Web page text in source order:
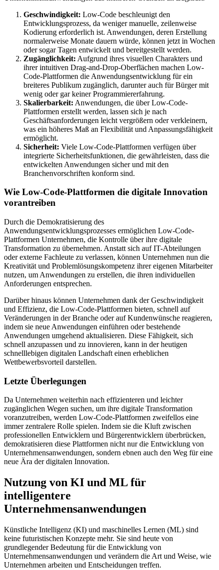
Geschwindigkeit: Low-Code beschleunigt den
Entwicklungsprozess, da weniger manuelle, zeilenweise
Kodierung erforderlich ist. Anwendungen, deren Erstellung
normalerweise Monate dauern würde, können jetzt in Wochen
oder sogar Tagen entwickelt und bereitgestellt werden.
Zugänglichkeit: Aufgrund ihres visuellen Charakters und
ihrer intuitiven Drag-and-Drop-Oberflächen machen Low-
Code-Plattformen die Anwendungsentwicklung für ein
breiteres Publikum zugänglich, darunter auch für Bürger mit
wenig oder gar keiner Programmiererfahrung.
Skalierbarkeit: Anwendungen, die über Low-Code-
Plattformen erstellt werden, lassen sich je nach
Geschäftsanforderungen leicht vergrößern oder verkleinern,
was ein höheres Maß an Flexibilität und Anpassungsfähigkeit
ermöglicht.
Sicherheit: Viele Low-Code-Plattformen verfügen über
integrierte Sicherheitsfunktionen, die gewährleisten, dass die
entwickelten Anwendungen sicher und mit den
Branchenvorschriften konform sind.
Wie Low-Code-Plattformen die digitale Innovation
vorantreiben
Durch die Demokratisierung des
Anwendungsentwicklungsprozesses ermöglichen Low-Code-
Plattformen Unternehmen, die Kontrolle über ihre digitale
Transformation zu übernehmen. Anstatt sich auf IT-Abteilungen
oder externe Fachleute zu verlassen, können Unternehmen nun die
Kreativität und Problemlösungskompetenz ihrer eigenen Mitarbeiter
nutzen, um Anwendungen zu erstellen, die ihren individuellen
Anforderungen entsprechen.
Darüber hinaus können Unternehmen dank der Geschwindigkeit
und Effizienz, die Low-Code-Plattformen bieten, schnell auf
Veränderungen in der Branche oder auf Kundenwünsche reagieren,
indem sie neue Anwendungen einführen oder bestehende
Anwendungen umgehend aktualisieren. Diese Fähigkeit, sich
schnell anzupassen und zu innovieren, kann in der heutigen
schnelllebigen digitalen Landschaft einen erheblichen
Wettbewerbsvorteil darstellen.
Letzte Überlegungen
Da Unternehmen weiterhin nach effizienteren und leichter
zugänglichen Wegen suchen, um ihre digitale Transformation
voranzutreiben, werden Low-Code-Plattformen zweifellos eine
immer zentralere Rolle spielen. Indem sie die Kluft zwischen
professionellen Entwicklern und Bürgerentwicklern überbrücken,
demokratisieren diese Plattformen nicht nur die Entwicklung von
Unternehmensanwendungen, sondern ebnen auch den Weg für eine
neue Ära der digitalen Innovation.
Nutzung von KI und ML für
intelligentere
Unternehmensanwendungen
Künstliche Intelligenz (KI) und maschinelles Lernen (ML) sind
keine futuristischen Konzepte mehr. Sie sind heute von
grundlegender Bedeutung für die Entwicklung von
Unternehmensanwendungen und verändern die Art und Weise, wie
Unternehmen arbeiten und Entscheidungen treffen.